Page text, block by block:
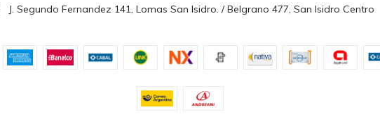
J. Segundo Fernandez 141, Lomas San Isidro. / Belgrano 477, San Isidro Centro